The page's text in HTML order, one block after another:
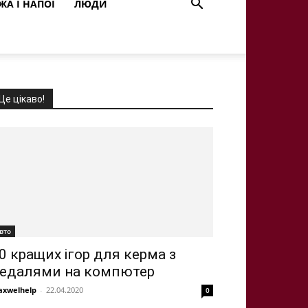
І НАПОЇ ЛЮДИ
цікаво!
кращих ігор для керма з
на компютер
- 22.04.2020 0